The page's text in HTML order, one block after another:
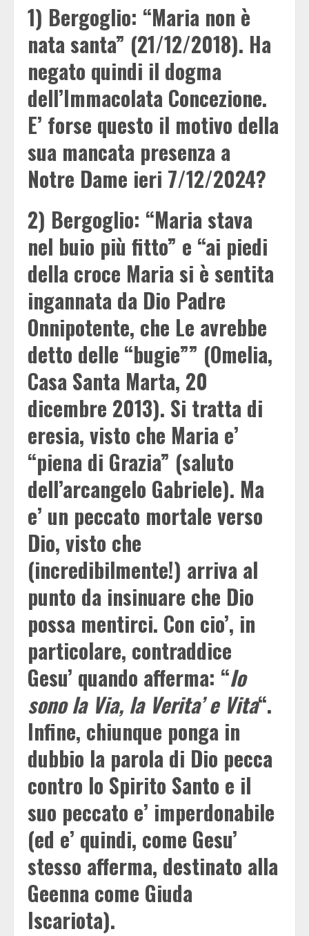
1) Bergoglio: “Maria non è
nata santa” (21/12/2018). Ha
negato quindi il dogma
dell’Immacolata Concezione.
E’ forse questo il motivo della
sua mancata presenza a
Notre Dame ieri 7/12/2024?
2) Bergoglio: “Maria stava
nel buio più fitto” e “ai piedi
della croce Maria si è sentita
ingannata da Dio Padre
Onnipotente, che Le avrebbe
detto delle “bugie”” (Omelia,
Casa Santa Marta, 20
dicembre 2013). Si tratta di
eresia, visto che Maria e’
“piena di Grazia” (saluto
dell’arcangelo Gabriele). Ma
e’ un peccato mortale verso
Dio, visto che
(incredibilmente!) arriva al
punto da insinuare che Dio
possa mentirci. Con cio’, in
particolare, contraddice
Gesu’ quando afferma: “Io
sono la Via, la Verita’ e Vita“.
Infine, chiunque ponga in
dubbio la parola di Dio pecca
contro lo Spirito Santo e il
suo peccato e’ imperdonabile
(ed e’ quindi, come Gesu’
stesso afferma, destinato alla
Geenna come Giuda
Iscariota).